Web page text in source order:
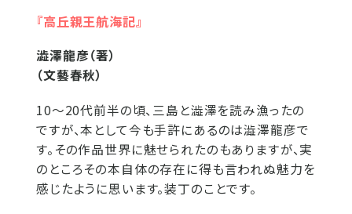
『高丘親王航海記』
澁澤龍彦（著）
（文藝春秋）
10～20代前半の頃、三島と澁澤を読み漁ったの
ですが、本として今も手許にあるのは澁澤龍彦で
す。その作品世界に魅せられたのもありますが、実
のところその本自体の存在に得も言われぬ魅力を
感じたように思います。装丁のことです。